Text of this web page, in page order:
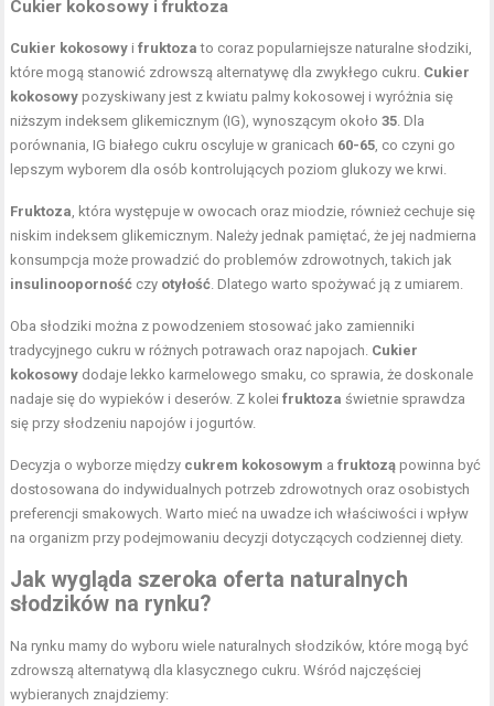
Cukier kokosowy i fruktoza
Cukier kokosowy ifruktoza to coraz popularniejsze naturalne słodziki,
które mogą stanowić zdrowszą alternatywę dla zwykłego cukru. Cukier
kokosowy pozyskiwany jest z kwiatu palmy kokosowej i wyróżnia się
niższym indeksem glikemicznym (IG), wynoszącym około35. Dla
porównania, IG białego cukru oscyluje w granicach 60-65, co czyni go
lepszym wyborem dla osób kontrolujących poziom glukozy we krwi.
Fruktoza, która występuje w owocach oraz miodzie, również cechuje się
niskim indeksem glikemicznym. Należy jednak pamiętać, że jej nadmierna
konsumpcja może prowadzić do problemów zdrowotnych, takich jak
insulinooporność czy otyłość. Dlatego warto spożywać ją z umiarem.
Oba słodziki można z powodzeniem stosować jako zamienniki
tradycyjnego cukru w różnych potrawach oraz napojach. Cukier
kokosowy dodaje lekko karmelowego smaku, co sprawia, że doskonale
nadaje się do wypieków i deserów. Z koleifruktoza świetnie sprawdza
się przy słodzeniu napojów i jogurtów.
Decyzja o wyborze między cukrem kokosowym afruktozą powinna być
dostosowana do indywidualnych potrzeb zdrowotnych oraz osobistych
preferencji smakowych. Warto mieć na uwadze ich właściwości i wpływ
na organizm przy podejmowaniu decyzji dotyczących codziennej diety.
Jak wygląda szeroka oferta naturalnych
słodzików na rynku?
Na rynku mamy do wyboru wiele naturalnych słodzików, które mogą być
zdrowszą alternatywą dla klasycznego cukru. Wśród najczęściej
wybieranych znajdziemy: